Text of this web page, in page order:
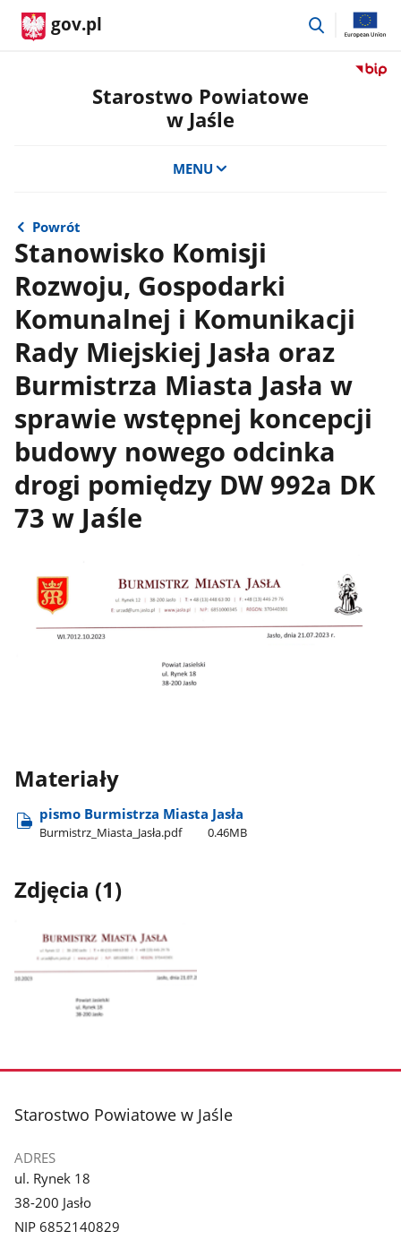
gov.pl
przejdź
Przejdź
Starostwo Powiatowe
w Jaśle
MENU
Powrót
Stanowisko Komisji
Rozwoju, Gospodarki
Komunalnej i Komunikacji
Rady Miejskiej Jasła oraz
Burmistrza Miasta Jasła w
sprawie wstępnej koncepcji
budowy nowego odcinka
drogi pomiędzy DW 992a DK
73 w Jaśle
Materiały
pismo Burmistrza Miasta Jasła
Burmistrz​_Miasta​_Jasła.pdf 0.46MB
Zdjęcia (1)
galerii.
stopka
Starostwo Powiatowe w Jaśle
ADRES
ul. Rynek 18
38-200 Jasło
NIP 6852140829